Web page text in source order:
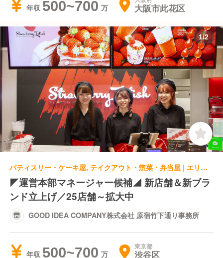
年収 500~700 大阪市此花区
1/2
パティスリー・ケーキ屋, テイクアウト・惣菜・弁当屋 | エリアマネージャー | GOOD IDEA COMPANY株式会社 原宿竹下通り事務所
◤運営本部マネージャー候補◢ 新店舗＆新ブラ
ンド立上げ／25店舗～拡大中
GOOD IDEA COMPANY株式会社 原宿竹下通り事務所
年収 500~700 東京都
渋谷区